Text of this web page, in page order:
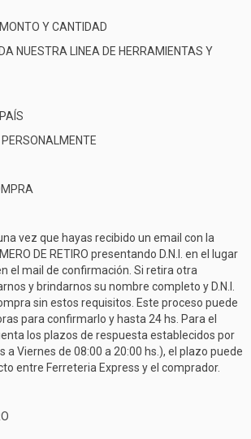
Y CANTIDAD
NUESTRA LINEA DE HERRAMIENTAS Y
vez que hayas recibido un email con la
DE RETIRO presentando D.N.I. en el lugar
el mail de confirmación. Si retira otra
y brindarnos su nombre completo y D.N.I.
sin estos requisitos. Este proceso puede
para confirmarlo y hasta 24 hs. Para el
los plazos de respuesta establecidos por
a Viernes de 08:00 a 20:00 hs.), el plazo puede
entre Ferreteria Express y el comprador.